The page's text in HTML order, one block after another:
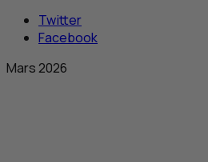
Twitter
Facebook
Mars 2026